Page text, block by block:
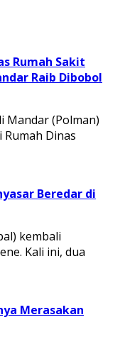
Rumah Sakit
Raib Dibobol
Mandar (Polman)
Rumah Dinas
Beredar di
kembali
Kali ini, dua
Merasakan